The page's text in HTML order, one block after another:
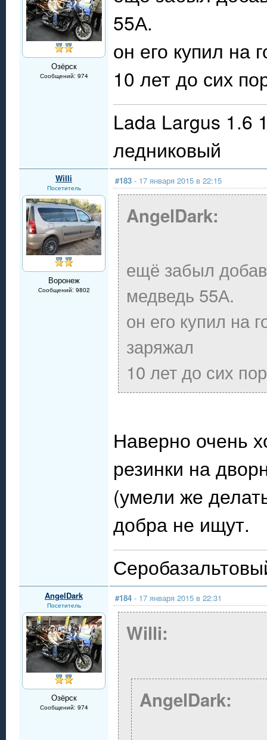
Озёрск
Сообщений: 974
55А.
он его купил на
10 лет до сих
Lada Largus 1.6
ледниковый
Willi
Посетитель
Воронеж
Сообщений: 9802
#183 - 17 января 2015 в 22:15
AngelDark:
ещё забыл
медведь 55А.
он его купил на
заряжал
10 лет до сих
Наверно очень
резинки на
(умели же
добра не ищут.
AngelDark
Посетитель
Озёрск
Сообщений: 974
#184 - 17 января 2015 в 22:31
Willi:
AngelDark: